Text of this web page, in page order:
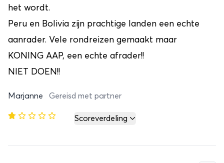
het wordt.
Peru en Bolivia zijn prachtige landen een echte
aanrader. Vele rondreizen gemaakt maar
KONING AAP, een echte afrader!!
NIET DOEN!!
Marjanne Gereisd met partner
Scoreverdeling